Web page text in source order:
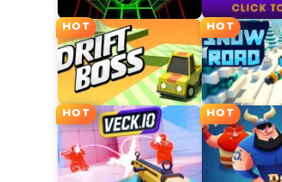
HOT HOT
HOT HOT